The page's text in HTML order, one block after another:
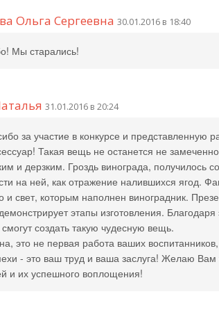
Ольга Сергеевна 30.01.2016 в 18:40
Мы старались!
31.01.2016 в 20:24
за участие в конкурсе и представленную
Такая вещь не останется не
и дерзким. Гроздь винограда, получилось
на ней, как отражение налившихся ягод.
и свет, которым наполнен виноградник.
этапы изготовления.
создать такую чудесную вещь.
это не первая работа ваших
- это ваш труд и ваша заслуга! Желаю Вам
и их успешного воплощения!